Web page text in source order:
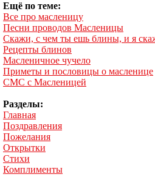
Ещё по теме:
Все про масленицу
Песни проводов Масленицы
Скажи, с чем ты ешь блины, и я
Рецепты блинов
Масленичное чучело
Приметы и пословицы о масленице
СМС с Масленицей
Разделы:
Главная
Поздравления
Пожелания
Открытки
Стихи
Комплименты